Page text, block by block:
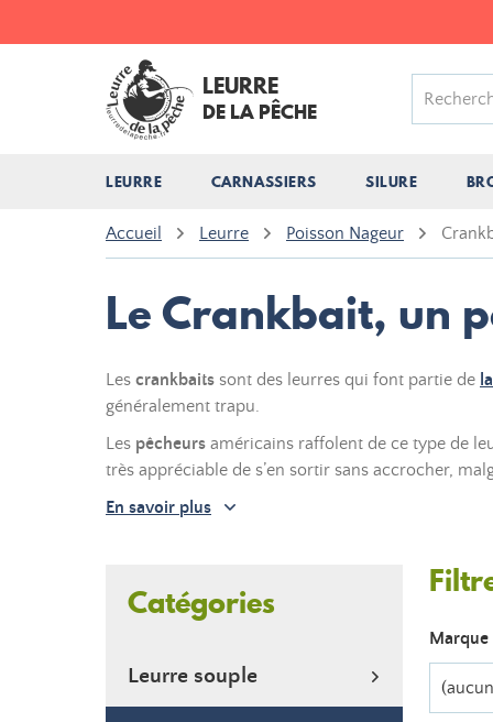
LEURRE
DE LA PÊCHE
LEURRE CARNASSIERS SILURE
Accueil Leurre Poisson Nageur
Le Crankbait, un
Les crankbaits sont des leurres qui font partie de
généralement trapu.
Les pêcheurs américains raffolent de ce type de
très appréciable de s’en sortir sans accrocher,
En savoir plus
Catégories
Leurre souple
Marque